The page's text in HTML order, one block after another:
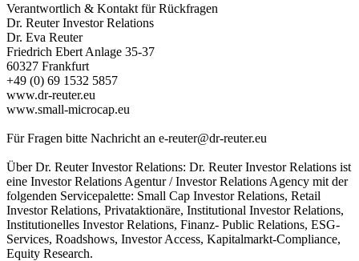
Verantwortlich & Kontakt für Rückfragen
Dr. Reuter Investor Relations
Dr. Eva Reuter
Friedrich Ebert Anlage 35-37
60327 Frankfurt
+49 (0) 69 1532 5857
www.dr-reuter.eu
www.small-microcap.eu
Für Fragen bitte Nachricht an e-reuter@dr-reuter.eu
Über Dr. Reuter Investor Relations: Dr. Reuter Investor Relations ist
eine Investor Relations Agentur / Investor Relations Agency mit der
folgenden Servicepalette: Small Cap Investor Relations, Retail
Investor Relations, Privataktionäre, Institutional Investor Relations,
Institutionelles Investor Relations, Finanz- Public Relations, ESG-
Services, Roadshows, Investor Access, Kapitalmarkt-Compliance,
Equity Research.